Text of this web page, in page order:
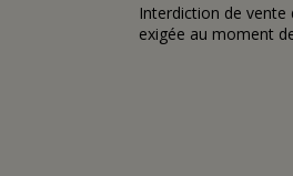
Interdiction de
exigée au moment